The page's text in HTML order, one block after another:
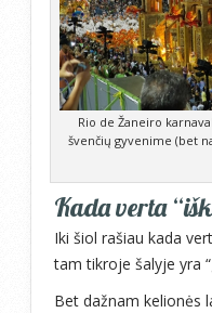
Rio de Žaneiro
švenčių gyvenime (bet
Kada verta
Iki šiol rašiau kada
tam tikroje šalyje yra
Bet dažnam kelionės